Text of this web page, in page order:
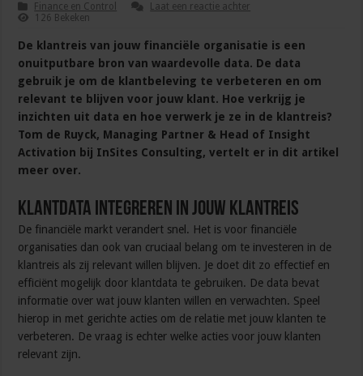
Finance en Control
Laat een reactie achter
126 Bekeken
De klantreis van jouw financiële organisatie is een
onuitputbare bron van waardevolle data. De data
gebruik je om de klantbeleving te verbeteren en om
relevant te blijven voor jouw klant. Hoe verkrijg je
inzichten uit data en hoe verwerk je ze in de klantreis?
Tom de Ruyck, Managing Partner & Head of Insight
Activation bij InSites Consulting, vertelt er in dit artikel
meer over.
Klantdata integreren in jouw klantreis
De financiële markt verandert snel. Het is voor financiële
organisaties dan ook van cruciaal belang om te investeren in de
klantreis als zij relevant willen blijven. Je doet dit zo effectief en
efficiënt mogelijk door klantdata te gebruiken. De data bevat
informatie over wat jouw klanten willen en verwachten. Speel
hierop in met gerichte acties om de relatie met jouw klanten te
verbeteren. De vraag is echter welke acties voor jouw klanten
relevant zijn.